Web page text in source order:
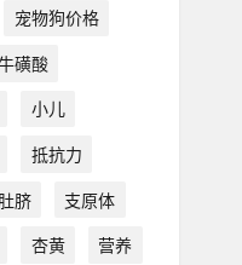
宠物狗价格
磺酸
小儿
抵抗力
肚脐
支原体
杏黄
营养